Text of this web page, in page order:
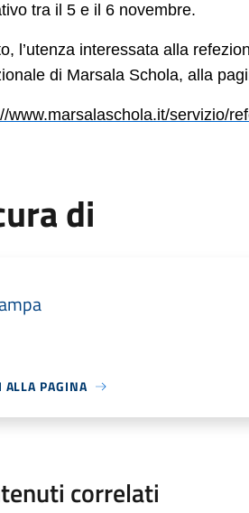
tra il 5 e il 6 novembre.
l’utenza interessata alla
di Marsala Schola, alla
www.marsalaschola.it/servizio/
di
ALLA PAGINA
correlati